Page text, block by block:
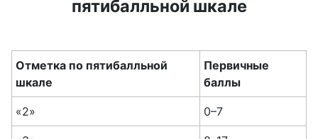
пятибалльной шкале
Отметка по пятибалльной
шкале
Первичные
баллы
«2» 0–7